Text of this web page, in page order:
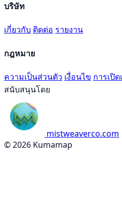
บริษัท
เกี่ยวกับ ติดต่อ รายงาน
กฎหมาย
ความเป็นส่วนตัว เงื่อนไข การเปิ
สนับสนุนโดย
mistweaverco.com
© 2026 Kumamap